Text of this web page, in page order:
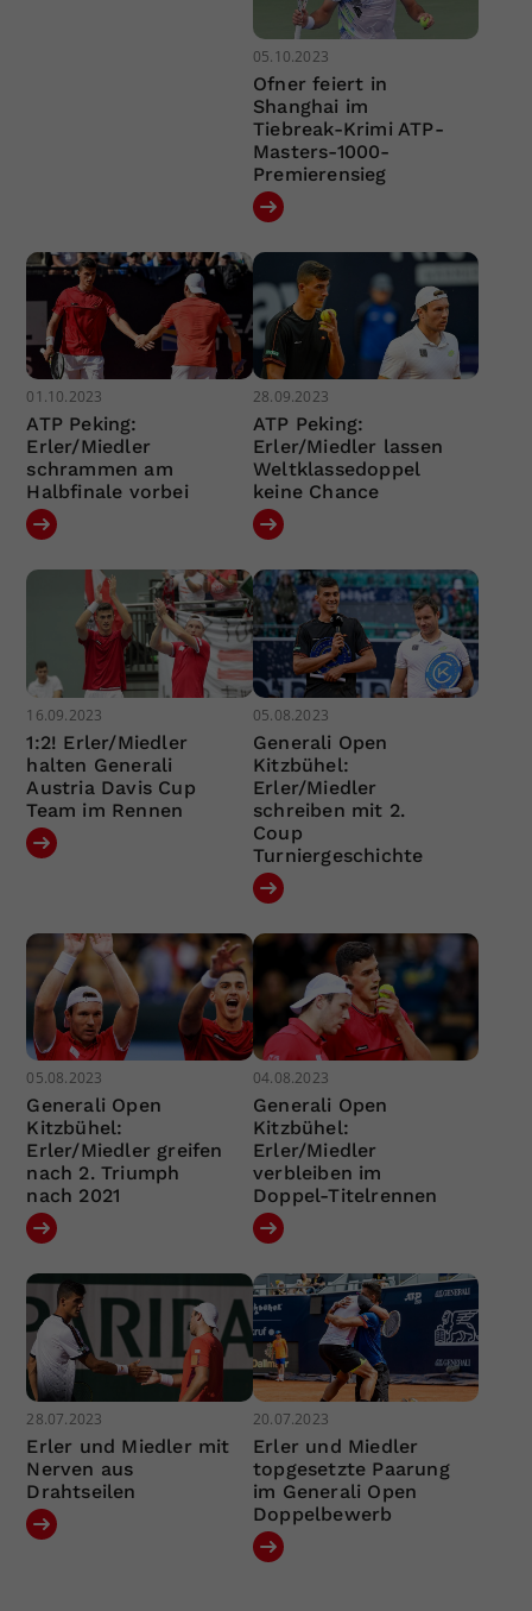
05.10.2023
Ofner feiert in
Shanghai im
Tiebreak-Krimi ATP-
Masters-1000-
Premierensieg
01.10.2023
ATP Peking:
Erler/Miedler
schrammen am
Halbfinale vorbei
28.09.2023
ATP Peking:
Erler/Miedler lassen
Weltklassedoppel
keine Chance
16.09.2023
1:2! Erler/Miedler
halten Generali
Austria Davis Cup
Team im Rennen
05.08.2023
Generali Open
Kitzbühel:
Erler/Miedler
schreiben mit 2.
Coup
Turniergeschichte
05.08.2023
Generali Open
Kitzbühel:
Erler/Miedler greifen
nach 2. Triumph
nach 2021
04.08.2023
Generali Open
Kitzbühel:
Erler/Miedler
verbleiben im
Doppel-Titelrennen
28.07.2023
Erler und Miedler mit
Nerven aus
Drahtseilen
20.07.2023
Erler und Miedler
topgesetzte Paarung
im Generali Open
Doppelbewerb